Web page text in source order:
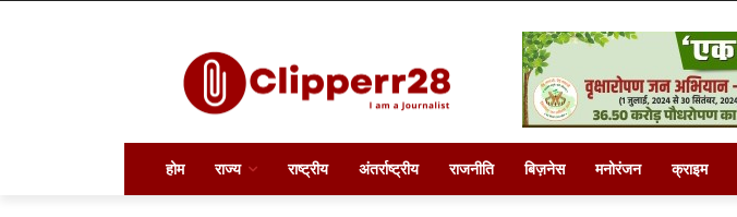
होम राज्य राष्ट्रीय अंतर्राष्ट्रीय राजनीति बिज़नेस मनोरंजन क्राइम